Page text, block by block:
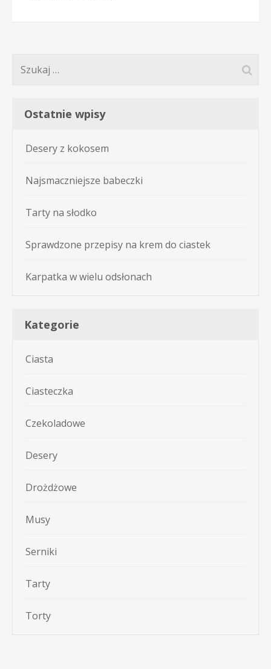
Szukaj:
Ostatnie wpisy
Desery z kokosem
Najsmaczniejsze babeczki
Tarty na słodko
Sprawdzone przepisy na krem do ciastek
Karpatka w wielu odsłonach
Kategorie
Ciasta
Ciasteczka
Czekoladowe
Desery
Drożdżowe
Musy
Serniki
Tarty
Torty